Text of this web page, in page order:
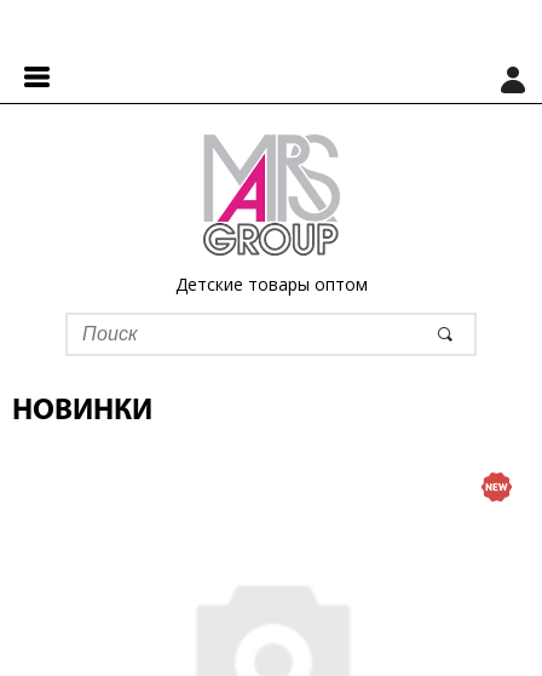
Детские товары оптом
НОВИНКИ